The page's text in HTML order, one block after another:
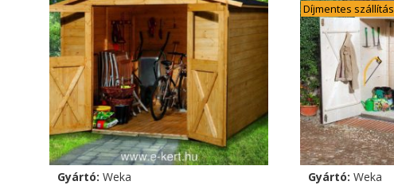
Gyártó: Weka
Díjmentes szállítás
Gyártó: Weka